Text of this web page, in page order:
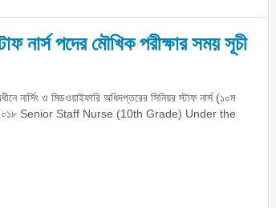
নার্স পদের মৌখিক পরীক্ষার সময় সূচী
নার্সিং ও মিডওয়াইফারি অধিদপ্তরের সিনিয়র স্টাফ নার্স (১০ম
২০১৮ Senior Staff Nurse (10th Grade) Under the